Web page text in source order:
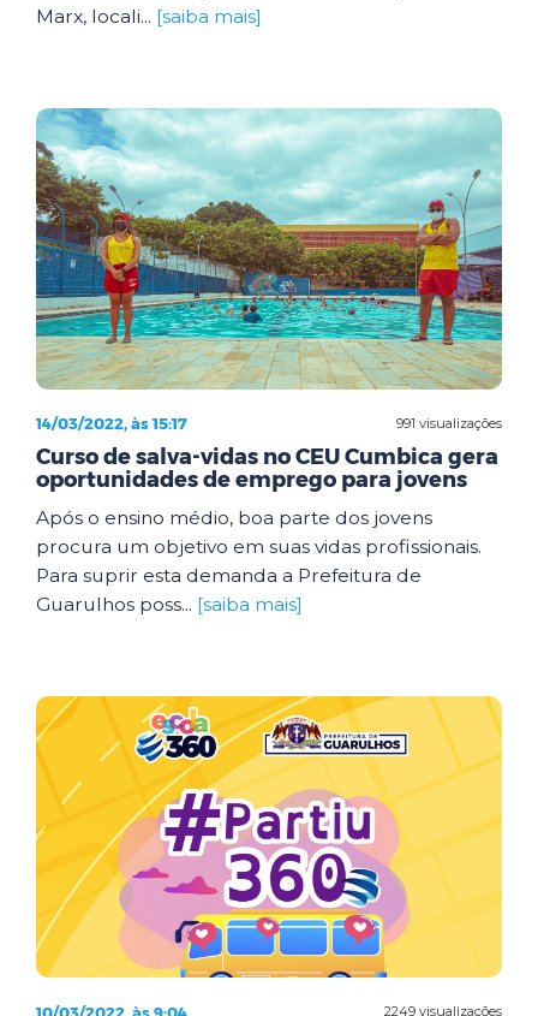
Marx, locali... [saiba mais]
991 visualizações
14/03/2022, às 15:17
Curso de salva-vidas no CEU Cumbica gera
oportunidades de emprego para jovens
Após o ensino médio, boa parte dos jovens
procura um objetivo em suas vidas profissionais.
Para suprir esta demanda a Prefeitura de
Guarulhos poss... [saiba mais]
2249 visualizações
10/03/2022, às 9:04